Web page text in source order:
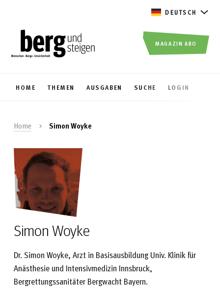
DEUTSCH
HOME THEMEN AUSGABEN SUCHE LOGIN
MAGAZIN ABO
Home Simon Woyke
Simon Woyke
Dr. Simon Woyke, Arzt in Basisausbildung Univ. Klinik für
Anästhesie und Intensivmedizin Innsbruck,
Bergrettungssanitäter Bergwacht Bayern.